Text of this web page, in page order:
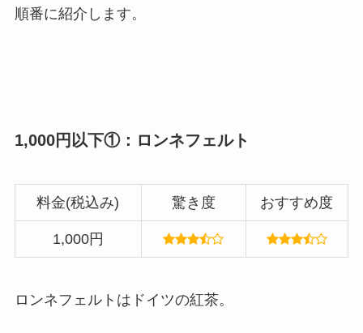
順番に紹介します。
1,000円以下①：ロンネフェルト
料金(税込み) 驚き度 おすすめ度
1,000円
ロンネフェルトはドイツの紅茶。